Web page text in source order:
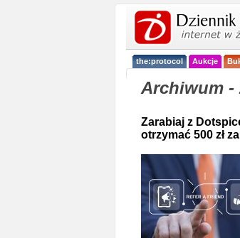
the:protocol Aukcje
Archiwum -
Zarabiaj z
otrzymać 500 zł